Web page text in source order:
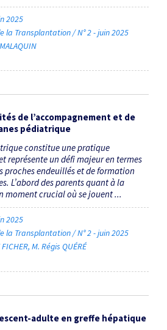
2025
la Transplantation / N° 2 - juin 2025
de ­l’accompagnement et de
pédiatrique
constitue une pratique
représente un défi majeur en termes
proches endeuillés et de formation
L’abord des parents quant à la
moment crucial où se jouent ...
2025
la Transplantation / N° 2 - juin 2025
M. Régis QUÉRÉ
adulte en greffe hépatique